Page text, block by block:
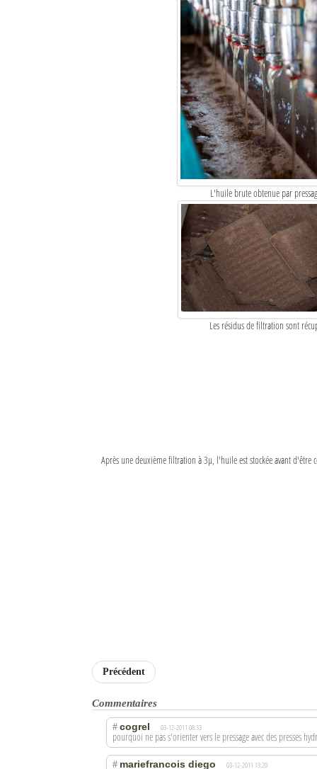
L'huile brute obtenue par
Les résidus de filtration sont
Après une deuxième filtration à 3µ, l'huile est stockée avant
Précédent
Commentaires
# cogrel 03-12-2011 08:33
pourquoi ne pas s'orienter vers le pressage avec des presses
# mariefrancois diego 03-12-2011 13:20